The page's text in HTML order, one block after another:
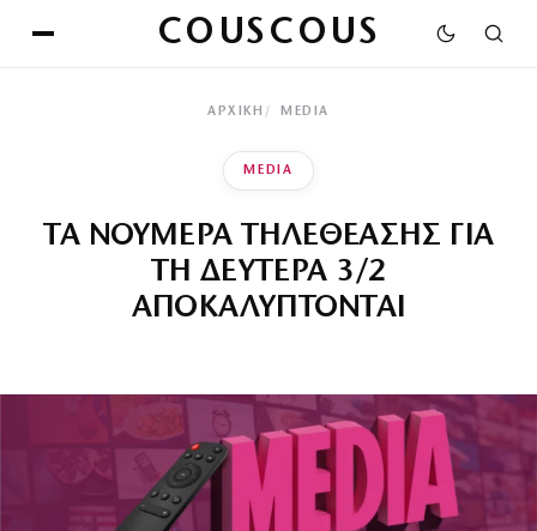
COUSCOUS
ΑΡΧΙΚΉ MEDIA
MEDIA
ΤΑ ΝΟΥΜΕΡΑ ΤΗΛΕΘΕΑΣΗΣ ΓΙΑ
ΤΗ ΔΕΥΤΕΡΑ 3/2
ΑΠΟΚΑΛΥΠΤΟΝΤΑΙ